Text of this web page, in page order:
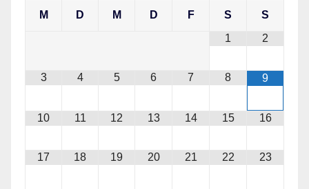
M D M D F S
S
1
2
3 4 5 6 7 8 9
10 11 12 13 14 15 16
17 18 19 20 21 22 23